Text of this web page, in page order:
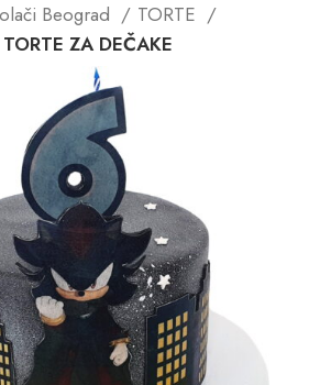
Beograd
TORTE
TORTE ZA DEČAKE